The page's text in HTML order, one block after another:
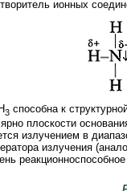
ионных
3 cпособна к
плоскости
излучением в
излучения